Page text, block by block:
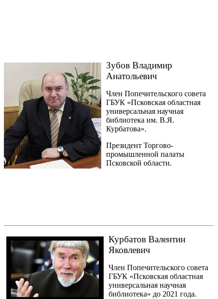
Зубов Владимир
Анатольевич
Член Попечительского совета
ГБУК «Псковская областная
универсальная научная
библиотека им. В.Я.
Курбатова».
Президент Торгово-
промышленной палаты
Псковской области.
Курбатов Валентин
Яковлевич
Член Попечительского совета
ГБУК «Псковская областная
универсальная научная
библиотека» до 2021 года.